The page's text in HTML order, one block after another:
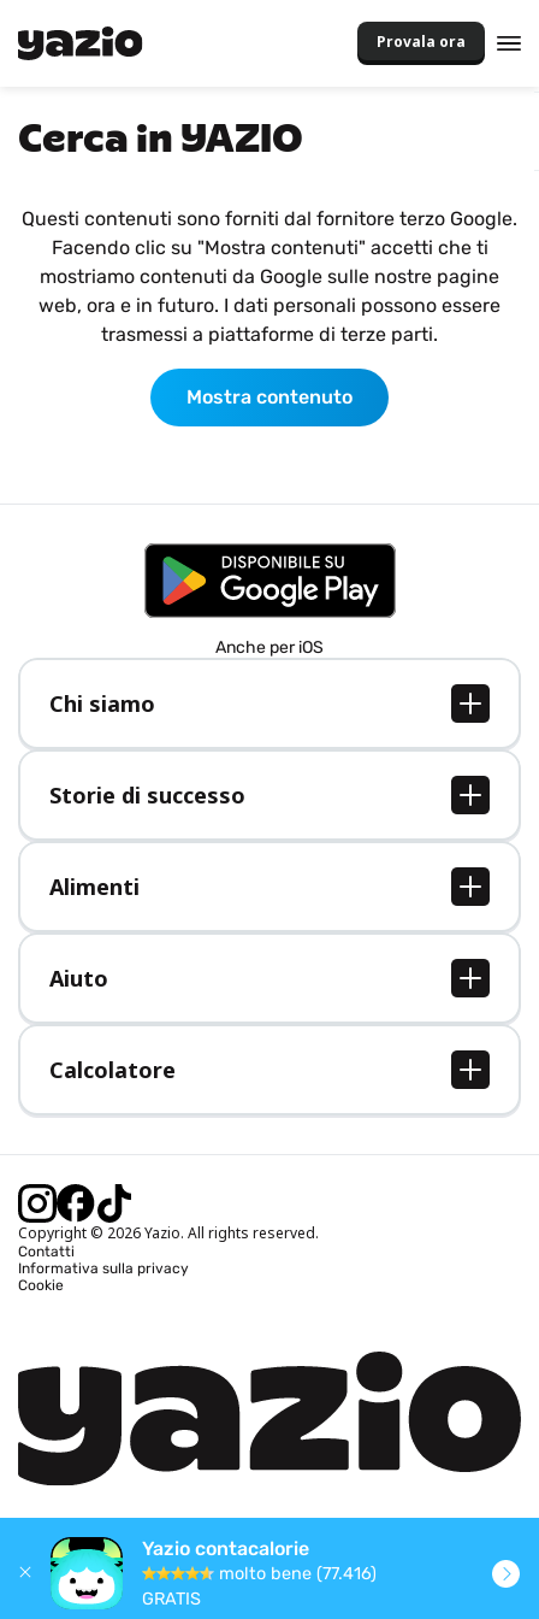
Provala ora
Cerca in YAZIO
Questi contenuti sono forniti dal fornitore terzo Google.
Facendo clic su "Mostra contenuti" accetti che ti
mostriamo contenuti da Google sulle nostre pagine
web, ora e in futuro. I dati personali possono essere
trasmessi a piattaforme di terze parti.
Mostra contenuto
Anche per iOS
Chi siamo
Chi siamo
Lavori
Stampa
Storie di successo
Tutte le storie di successo
Alimenti
Tutti i cibi
Aiuto
Centro assistenza
Calcolatore
Calcolo BMI (IMC)
Calcolo peso ideale
Calcolo calorie bruciate
Copyright © 2026 Yazio. All rights reserved.
Contatti
Informativa sulla privacy
Cookie
Yazio contacalorie
molto bene (77.416)
GRATIS